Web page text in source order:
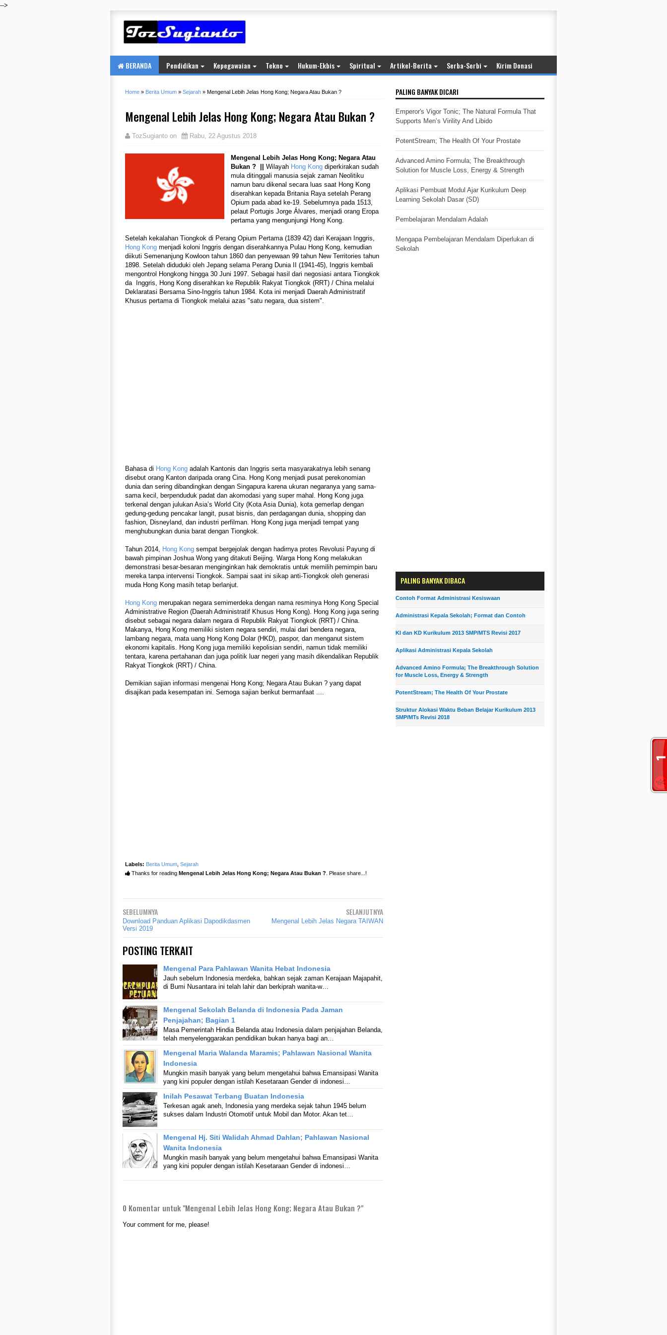
-->
BERANDA Pendidikan Kepegawaian Tekno Hukum-Ekbis Spiritual Artikel-Berita Serba-Serbi Kirim Donasi
Home » Berita Umum » Sejarah » Mengenal Lebih Jelas Hong Kong; Negara Atau Bukan ?
Mengenal Lebih Jelas Hong Kong; Negara Atau Bukan ?
TozSugianto on Rabu, 22 Agustus 2018
Mengenal Lebih Jelas Hong Kong; Negara Atau
Bukan ?
Wilayah Hong Kong diperkirakan sudah
mula ditinggali manusia sejak zaman Neolitiku
namun baru dikenal secara luas saat Hong Kong
diserahkan kepada Britania Raya setelah Perang
Opium pada abad ke-19. Sebelumnya pada 1513,
pelaut Portugis Jorge Álvares, menjadi orang Eropa
pertama yang mengunjungi Hong Kong.
Setelah kekalahan Tiongkok di Perang Opium Pertama (1839 42) dari Kerajaan Inggris,
Hong Kong menjadi koloni Inggris dengan diserahkannya Pulau Hong Kong, kemudian
diikuti Semenanjung Kowloon tahun 1860 dan penyewaan 99 tahun New Territories tahun
1898. Setelah diduduki oleh Jepang selama Perang Dunia II (1941-45), Inggris kembali
mengontrol Hongkong hingga 30 Juni 1997. Sebagai hasil dari negosiasi antara Tiongkok
da
Inggris, Hong Kong diserahkan ke Republik Rakyat Tiongkok (RRT) / China melalui
Deklaratasi Bersama Sino-Inggris tahun 1984. Kota ini menjadi Daerah Administratif
Khusus pertama di Tiongkok melalui azas "satu negara, dua sistem".
Bahasa di Hong Kong adalah Kantonis dan Inggris serta masyarakatnya lebih senang
disebut orang Kanton daripada orang Cina. Hong Kong menjadi pusat perekonomian
dunia dan sering dibandingkan dengan Singapura karena ukuran negaranya yang sama-
sama kecil, berpenduduk padat dan akomodasi yang super mahal. Hong Kong juga
terkenal dengan julukan Asia’s World City (Kota Asia Dunia), kota gemerlap dengan
gedung-gedung pencakar langit, pusat bisnis, dan perdagangan dunia, shopping dan
fashion, Disneyland, dan industri perfilman. Hong Kong juga menjadi tempat yang
menghubungkan dunia barat dengan Tiongkok.
Tahun 2014, Hong Kong sempat bergejolak dengan hadirnya protes Revolusi Payung di
bawah pimpinan Joshua Wong yang ditakuti Beijing. Warga Hong Kong melakukan
demonstrasi besar-besaran menginginkan hak demokratis untuk memilih pemimpin baru
mereka tanpa intervensi Tiongkok. Sampai saat ini sikap anti-Tiongkok oleh generasi
muda Hong Kong masih tetap berlanjut.
Hong Kong merupakan negara semimerdeka dengan nama resminya Hong Kong Special
Administrative Region (Daerah Administratif Khusus Hong Kong). Hong Kong juga sering
disebut sebagai negara dalam negara di Republik Rakyat Tiongkok (RRT) / China.
Makanya, Hong Kong memiliki sistem negara sendiri, mulai dari bendera negara,
lambang negara, mata uang Hong Kong Dolar (HKD), paspor, dan menganut sistem
ekonomi kapitalis. Hong Kong juga memiliki kepolisian sendiri, namun tidak memiliki
tentara, karena pertahanan dan juga politik luar negeri yang masih dikendalikan Republik
Rakyat Tiongkok (RRT) / China.
Demikian sajian informasi mengenai Hong Kong; Negara Atau Bukan ? yang dapat
disajikan pada kesempatan ini. Semoga sajian berikut bermanfaat ....
Labels: Berita Umum Sejarah
Thanks for reading Mengenal Lebih Jelas Hong Kong; Negara Atau Bukan ? . Please share...!
SEBELUMNYA
Download Panduan Aplikasi Dapodikdasmen
Versi 2019
SELANJUTNYA
Mengenal Lebih Jelas Negara TAIWAN
POSTING TERKAIT
Mengenal Para Pahlawan Wanita Hebat Indonesia
Jauh sebelum Indonesia merdeka, bahkan sejak zaman Kerajaan Majapahit,
di Bumi Nusantara ini telah lahir dan berkiprah wanita-w…
Mengenal Sekolah Belanda di Indonesia Pada Jaman
Penjajahan; Bagian 1
Masa Pemerintah Hindia Belanda atau Indonesia dalam penjajahan Belanda,
telah menyelenggarakan pendidikan bukan hanya bagi an…
Mengenal Maria Walanda Maramis; Pahlawan Nasional Wanita
Indonesia
Mungkin masih banyak yang belum mengetahui bahwa Emansipasi Wanita
yang kini populer dengan istilah Kesetaraan Gender di indonesi…
Inilah Pesawat Terbang Buatan Indonesia
Terkesan agak aneh, Indonesia yang merdeka sejak tahun 1945 belum
sukses dalam Industri Otomotif untuk Mobil dan Motor. Akan tet…
Mengenal Hj. Siti Walidah Ahmad Dahlan; Pahlawan Nasional
Wanita Indonesia
Mungkin masih banyak yang belum mengetahui bahwa Emansipasi Wanita
yang kini populer dengan istilah Kesetaraan Gender di indonesi…
0 Komentar untuk "Mengenal Lebih Jelas Hong Kong; Negara Atau Bukan ?"
Your comment for me, please!
PALING BANYAK DICARI
Emperor's Vigor Tonic; The Natural Formula That
Supports Men’s Virility And Libido
PotentStream; The Health Of Your Prostate
Advanced Amino Formula; The Breakthrough
Solution for Muscle Loss, Energy & Strength
Aplikasi Pembuat Modul Ajar Kurikulum Deep
Learning Sekolah Dasar (SD)
Pembelajaran Mendalam Adalah
Mengapa Pembelajaran Mendalam Diperlukan di
Sekolah
PALING BANYAK DIBACA
Contoh Format Administrasi Kesiswaan
Administrasi Kepala Sekolah; Format dan Contoh
KI dan KD Kurikulum 2013 SMP/MTS Revisi 2017
Aplikasi Administrasi Kepala Sekolah
Advanced Amino Formula; The Breakthrough Solution
for Muscle Loss, Energy & Strength
PotentStream; The Health Of Your Prostate
Struktur Alokasi Waktu Beban Belajar Kurikulum 2013
SMP/MTs Revisi 2018